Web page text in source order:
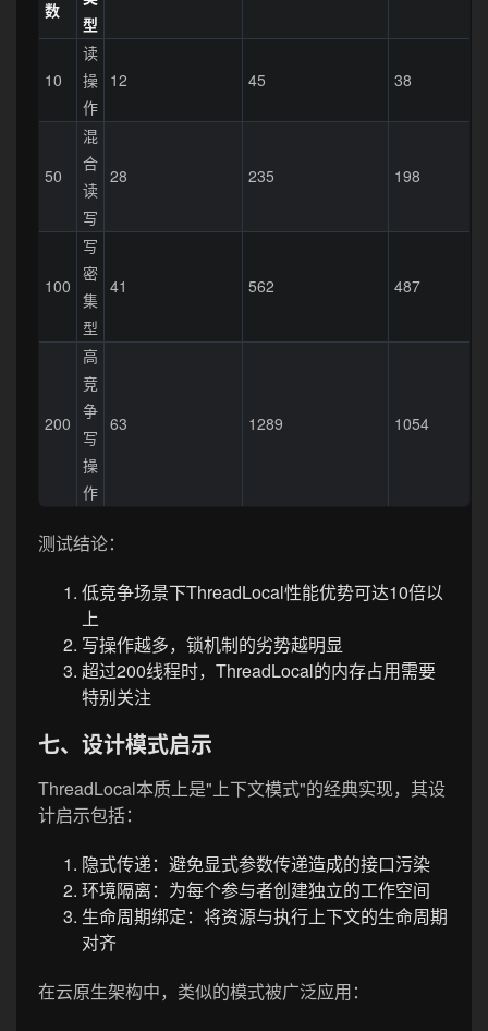
数
型
10
读
操
作
12 45 38
50
混
合
读
写
28 235 198
100
写
密
集
型
41 562 487
200
高
竞
争
写
操
作
63 1289 1054
测试结论：
低竞争场景下ThreadLocal性能优势可达10倍以
上
写操作越多，锁机制的劣势越明显
超过200线程时，ThreadLocal的内存占用需要
特别关注
七、设计模式启示
ThreadLocal本质上是"上下文模式"的经典实现，其设
计启示包括：
隐式传递：避免显式参数传递造成的接口污染
环境隔离：为每个参与者创建独立的工作空间
生命周期绑定：将资源与执行上下文的生命周期
对齐
在云原生架构中，类似的模式被广泛应用：